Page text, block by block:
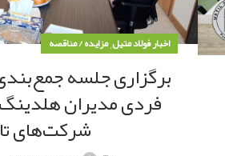
اخبار فولاد متیل,مزایده / مناقصه
برگزاری جلسه
فردی مدیران
شرکت‌های